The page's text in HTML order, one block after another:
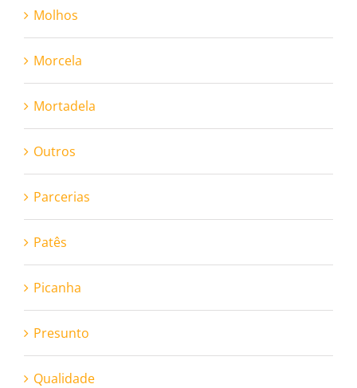
Molhos
Morcela
Mortadela
Outros
Parcerias
Patês
Picanha
Presunto
Qualidade